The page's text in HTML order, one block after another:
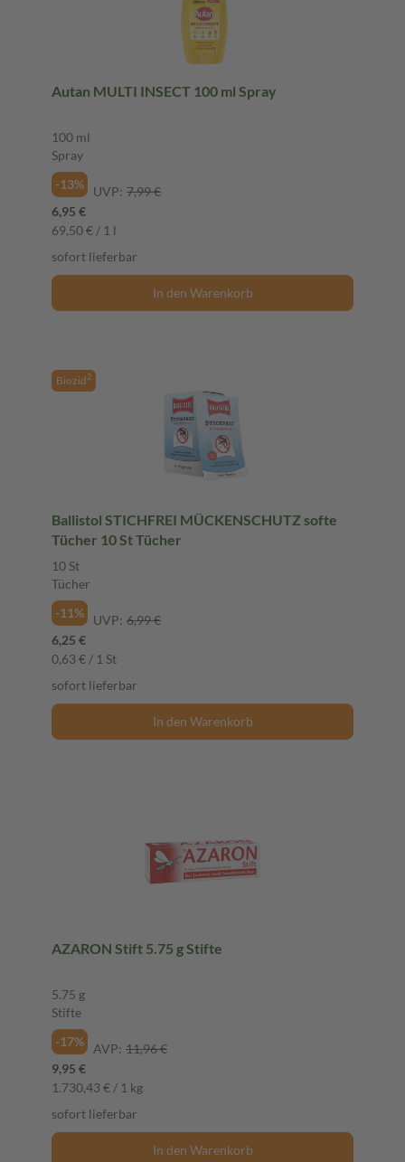
Autan MULTI INSECT 100 ml Spray
100 ml
Spray
-13%
UVP: 7,99 €
6,95 €
69,50 € / 1 l
sofort lieferbar
In den Warenkorb
Biozid2
Ballistol STICHFREI MÜCKENSCHUTZ softe
Tücher 10 St Tücher
10 St
Tücher
-11%
UVP: 6,99 €
6,25 €
0,63 € / 1 St
sofort lieferbar
In den Warenkorb
AZARON Stift 5.75 g Stifte
5.75 g
Stifte
-17%
AVP: 11,96 €
9,95 €
1.730,43 € / 1 kg
sofort lieferbar
In den Warenkorb